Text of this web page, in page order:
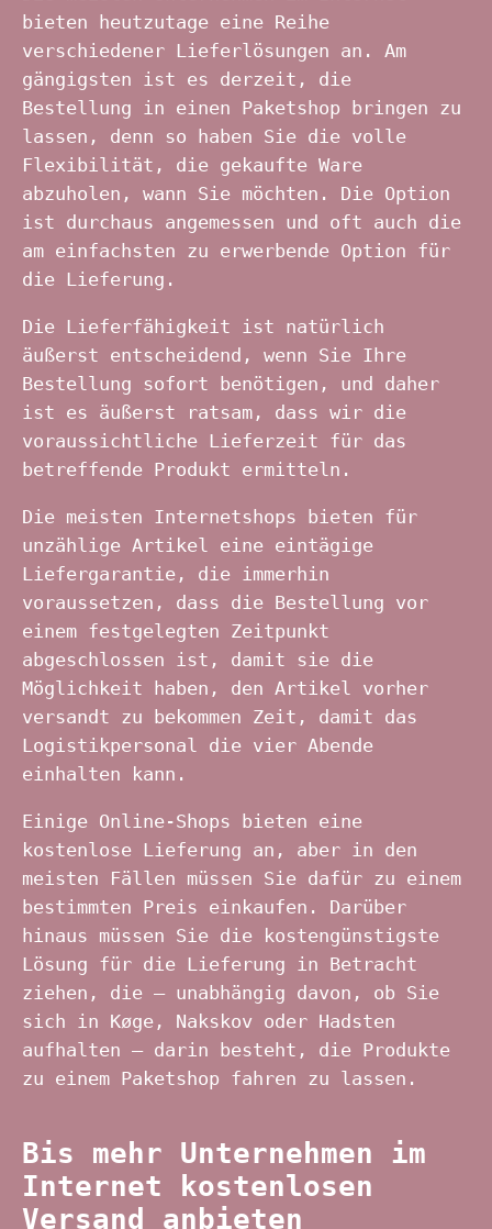
bieten heutzutage eine Reihe
verschiedener Lieferlösungen an. Am
gängigsten ist es derzeit, die
Bestellung in einen Paketshop bringen zu
lassen, denn so haben Sie die volle
Flexibilität, die gekaufte Ware
abzuholen, wann Sie möchten. Die Option
ist durchaus angemessen und oft auch die
am einfachsten zu erwerbende Option für
die Lieferung.
Die Lieferfähigkeit ist natürlich
äußerst entscheidend, wenn Sie Ihre
Bestellung sofort benötigen, und daher
ist es äußerst ratsam, dass wir die
voraussichtliche Lieferzeit für das
betreffende Produkt ermitteln.
Die meisten Internetshops bieten für
unzählige Artikel eine eintägige
Liefergarantie, die immerhin
voraussetzen, dass die Bestellung vor
einem festgelegten Zeitpunkt
abgeschlossen ist, damit sie die
Möglichkeit haben, den Artikel vorher
versandt zu bekommen Zeit, damit das
Logistikpersonal die vier Abende
einhalten kann.
Einige Online-Shops bieten eine
kostenlose Lieferung an, aber in den
meisten Fällen müssen Sie dafür zu einem
bestimmten Preis einkaufen. Darüber
hinaus müssen Sie die kostengünstigste
Lösung für die Lieferung in Betracht
ziehen, die – unabhängig davon, ob Sie
sich in Køge, Nakskov oder Hadsten
aufhalten – darin besteht, die Produkte
zu einem Paketshop fahren zu lassen.
Bis mehr Unternehmen im
Internet kostenlosen
Versand anbieten